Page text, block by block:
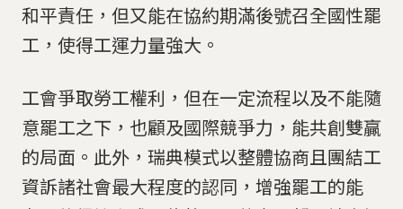
和平責任，但又能在協約期滿後號召全國性罷
工，使得工運力量強大。
工會爭取勞工權利，但在一定流程以及不能隨
意罷工之下，也顧及國際競爭力，能共創雙贏
的局面。此外，瑞典模式以整體協商且團結工
資訴諸社會最大程度的認同，增強罷工的能